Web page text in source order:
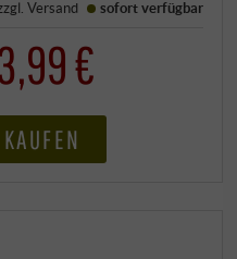
zzgl.Versand sofort verfügbar
€
KAUFEN